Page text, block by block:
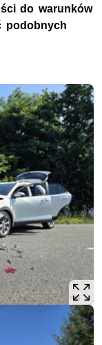
do warunków
podobnych